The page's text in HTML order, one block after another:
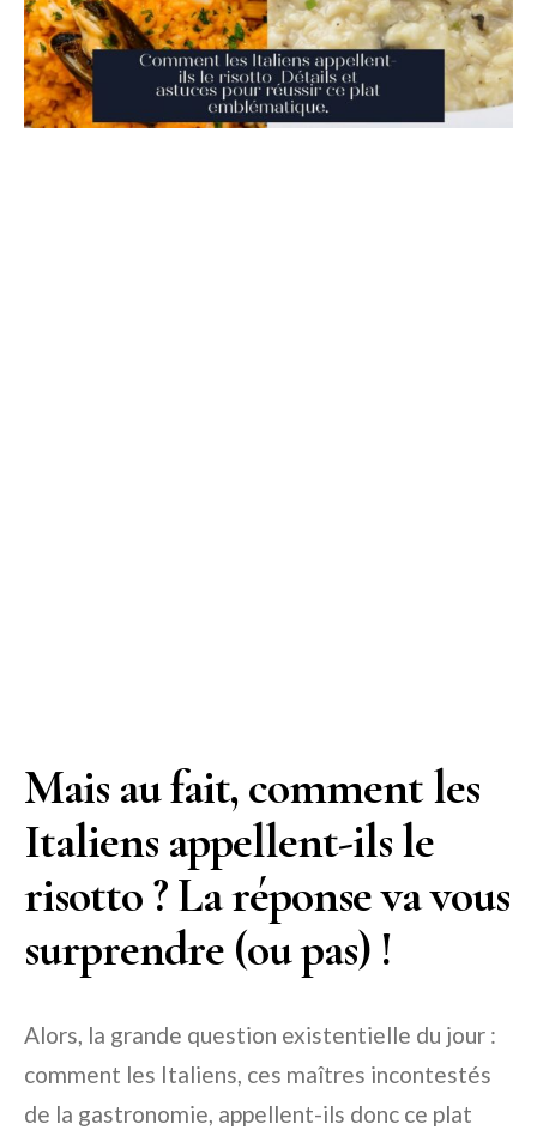
Mais au fait, comment les
Italiens appellent-ils le
risotto ? La réponse va vous
surprendre (ou pas) !
Alors, la grande question existentielle du jour :
comment les Italiens, ces maîtres incontestés
de la gastronomie, appellent-ils donc ce plat